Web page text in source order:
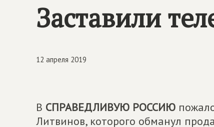
Заставили
12 апреля 2019
В СПРАВЕДЛИВУЮ РОССИЮ
Литвинов, которого обманул